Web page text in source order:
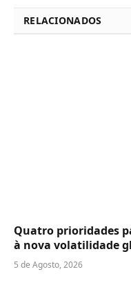
RELACIONADOS
Quatro prioridades
à nova volatilidade
5 de Agosto, 2026